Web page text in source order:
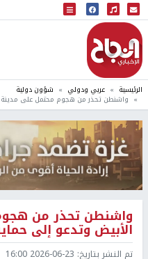
البث المباشر
إذاعة النجاح
الرئيسية عربي ودولي شؤون دولية
واشنطن تحذر من هجوم محتمل على مدينة
واشنطن تحذر من
الأبيض وتدعو إلى
تم النشر بتاريخ: 2026-06-23 16:00